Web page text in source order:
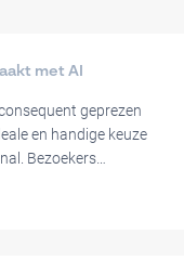
met AI
geprezen
en handige keuze
Bezoekers
de gemoedsrust die